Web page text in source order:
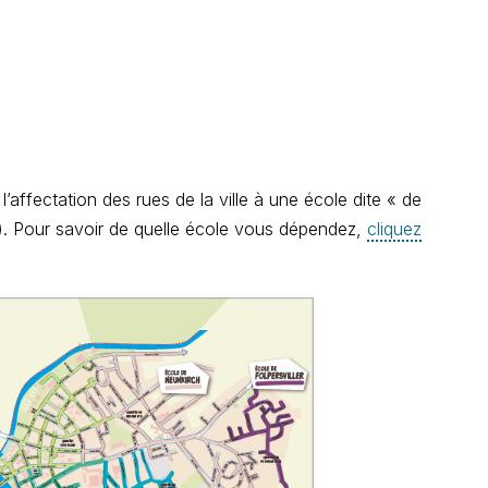
des rues de la ville à une école dite « de
Pour savoir de quelle école vous dépendez, cliquez